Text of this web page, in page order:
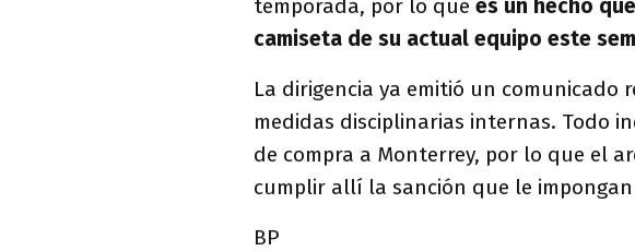
temporada, por lo que es un hecho
camiseta de su actual equipo este
La dirigencia ya emitió un comunicado
medidas disciplinarias internas. Todo
de compra a Monterrey, por lo que el
cumplir allí la sanción que le impongan
BP